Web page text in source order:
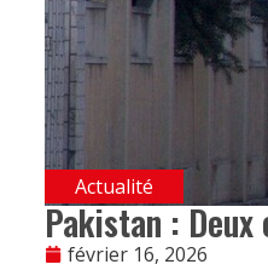
Actualité
Pakistan :
février 16, 2026